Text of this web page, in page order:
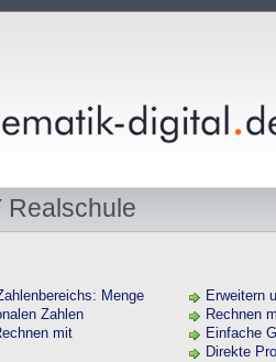
Realschule
Menge
Zahlen
Erweitern
Rechnen
mit
Einfache
Direkte